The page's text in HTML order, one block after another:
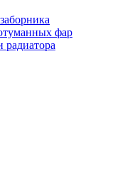
фар
радиатора